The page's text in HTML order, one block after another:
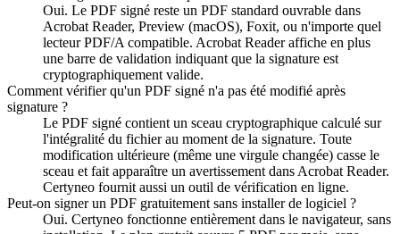
Oui. Le PDF signé reste un PDF standard ouvrable dans
Acrobat Reader, Preview (macOS), Foxit, ou n'importe quel
lecteur PDF/A compatible. Acrobat Reader affiche en plus
une barre de validation indiquant que la signature est
cryptographiquement valide.
Comment vérifier qu'un PDF signé n'a pas été modifié après
signature ?
Le PDF signé contient un sceau cryptographique calculé sur
l'intégralité du fichier au moment de la signature. Toute
modification ultérieure (même une virgule changée) casse le
sceau et fait apparaître un avertissement dans Acrobat Reader.
Certyneo fournit aussi un outil de vérification en ligne.
Peut-on signer un PDF gratuitement sans installer de logiciel ?
Oui. Certyneo fonctionne entièrement dans le navigateur, sans